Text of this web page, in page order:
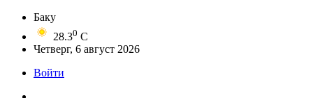
Баку
28.30 C
Четверг, 6 август 2026
Войти